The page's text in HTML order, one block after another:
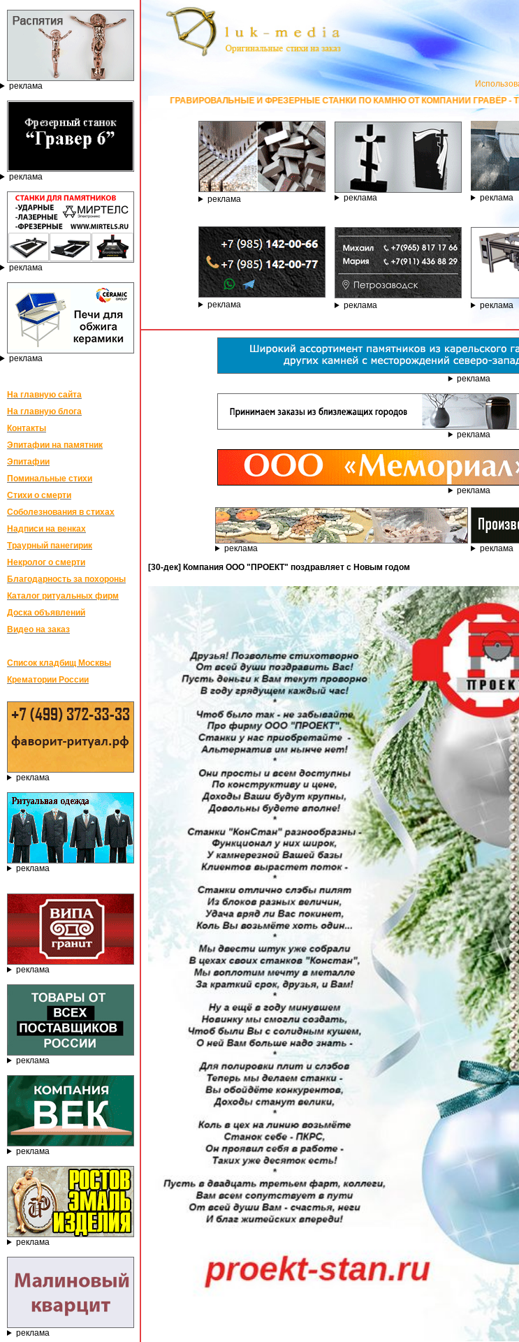
реклама
реклама
реклама
реклама
На главную сайта
На главную блога
Контакты
Эпитафии на памятник
Эпитафии
Поминальные стихи
Стихи о смерти
Соболезнования в стихах
Надписи на венках
Траурный панегирик
Некролог о смерти
Благодарность за похороны
Каталог ритуальных фирм
Доска объявлений
Видео на заказ
Список кладбищ Москвы
Крематории России
реклама
реклама
реклама
реклама
реклама
реклама
реклама
ГРАВИРОВАЛЬНЫЕ И ФРЕЗЕРНЫЕ СТАНКИ ПО КАМНЮ ОТ КОМПАНИИ ГРАВЁР - ТЕЛЕФОН
реклама реклама реклама
реклама реклама реклама
реклама
реклама
реклама
реклама
реклама
[30-дек] Компания ООО "ПРОЕКТ" поздравляет с Новым годом